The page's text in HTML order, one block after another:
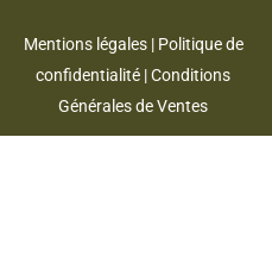
Mentions légales| Politique de
confidentialité |Conditions
Générales de Ventes